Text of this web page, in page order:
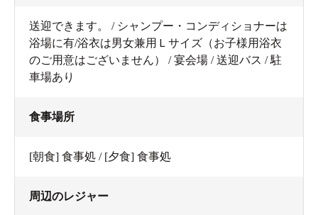
送迎できます。 / シャンプー・コンディショナーは
浴場に有/浴衣は男女兼用Ｌサイズ（お子様用浴衣
のご用意はございません） / 宴会場 / 送迎バス / 駐
車場あり
食事場所
[朝食] 食事処 / [夕食] 食事処
周辺のレジャー